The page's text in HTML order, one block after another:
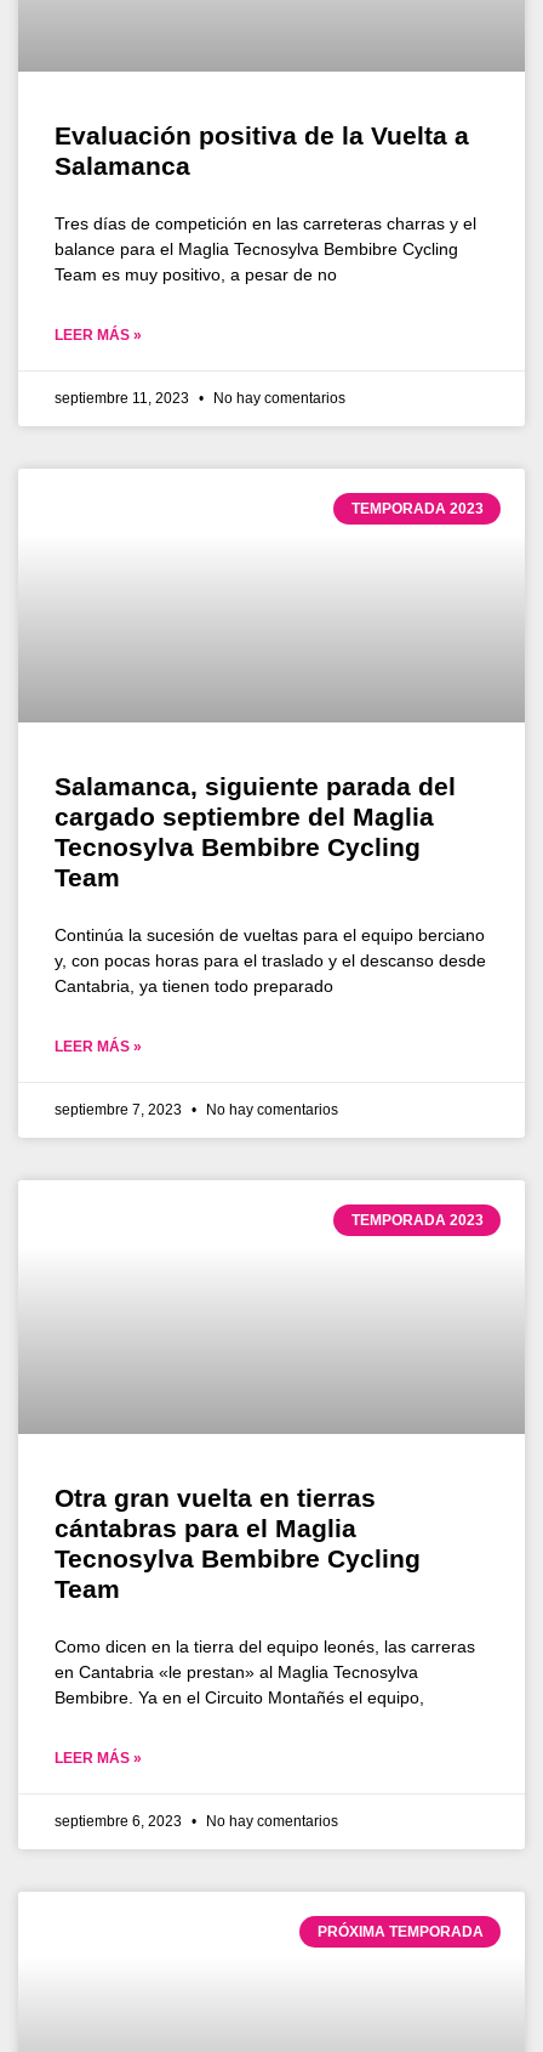
Evaluación positiva de la Vuelta a
Salamanca
Tres días de competición en las carreteras charras y el
balance para el Maglia Tecnosylva Bembibre Cycling
Team es muy positivo, a pesar de no
LEER MÁS »
septiembre 11, 2023 No hay comentarios
TEMPORADA 2023
Salamanca, siguiente parada del
cargado septiembre del Maglia
Tecnosylva Bembibre Cycling
Team
Continúa la sucesión de vueltas para el equipo berciano
y, con pocas horas para el traslado y el descanso desde
Cantabria, ya tienen todo preparado
LEER MÁS »
septiembre 7, 2023 No hay comentarios
TEMPORADA 2023
Otra gran vuelta en tierras
cántabras para el Maglia
Tecnosylva Bembibre Cycling
Team
Como dicen en la tierra del equipo leonés, las carreras
en Cantabria «le prestan» al Maglia Tecnosylva
Bembibre. Ya en el Circuito Montañés el equipo,
LEER MÁS »
septiembre 6, 2023 No hay comentarios
PRÓXIMA TEMPORADA